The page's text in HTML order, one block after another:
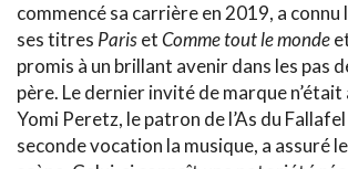
commencé sa carrière en 2019, a connu
ses titres ParisetComme tout le monde
promis à un brillant avenir dans les pas
père. Le dernier invité de marque n’était
Yomi Peretz, le patron de l’As du
seconde vocation la musique, a assuré